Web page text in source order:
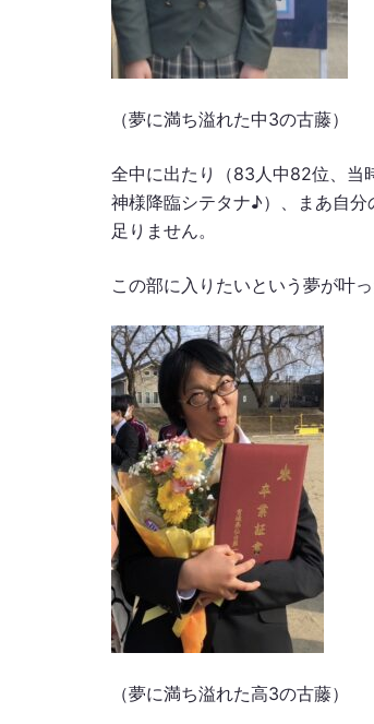
（夢に満ち溢れた中3の古藤）
全中に出たり（83人中82位、当
神様降臨シテタナ♪）、まあ自
足りません。
この部に入りたいという夢が叶っ
（夢に満ち溢れた高3の古藤）